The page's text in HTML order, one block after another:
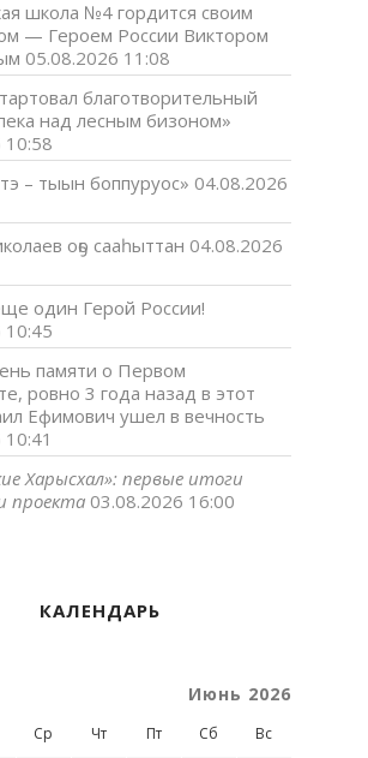
школа №4 гордится своим
— Героем России Виктором
05.08.2026 11:08
благотворительный
над лесным бизоном»
10:58
– тыын боппуруос» 04.08.2026
оҕо сааһыттан 04.08.2026
один Герой России!
10:45
памяти о Первом
ровно 3 года назад в этот
Ефимович ушел в вечность
Харысхал»: первые итоги
проекта 03.08.2026 16:00
КАЛЕНДАРЬ
Июнь 2026
Ср Чт Пт Сб Вс